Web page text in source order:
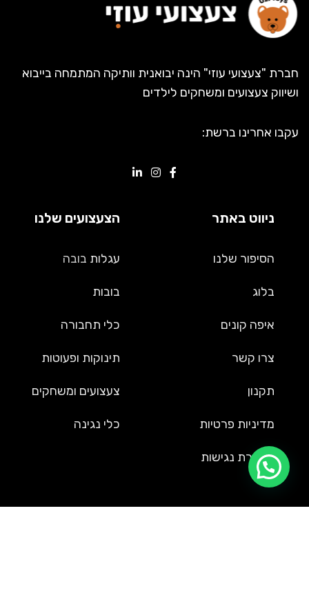
חברת "צעצועי עוזי" הינה יבואנית וותיקה המתמחה בייבוא
ושיווק צעצועים ומשחקים לילדים
עקבו אחרינו ברשת:
ניווט באתר
הסיפור שלנו
בלוג
איפה קונים
צרו קשר
תקנון
מדיניות פרטיות
הצהרת נגישות
הצעצועים שלנו
עגלות בובה
בובות
כלי תחבורה
תינוקות ופעוטות
צעצועים ומשחקים
כלי נגינה